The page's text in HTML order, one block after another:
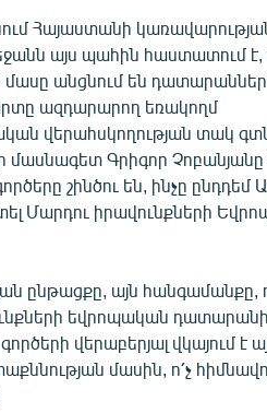
Հայաստանի
այս պահին հաստատում է,
անցնում են
ազդարարող եռակողմ
վերահսկողության տակ
Գրիգոր Չոբանյանը
շինծու են, ինչը ընդդեմ
Մարդու իրավունքների
ընթացքը, այն հանգամանքը,
եվրոպական
վերաբերյալ վկայում է
մասին, ո՛չ